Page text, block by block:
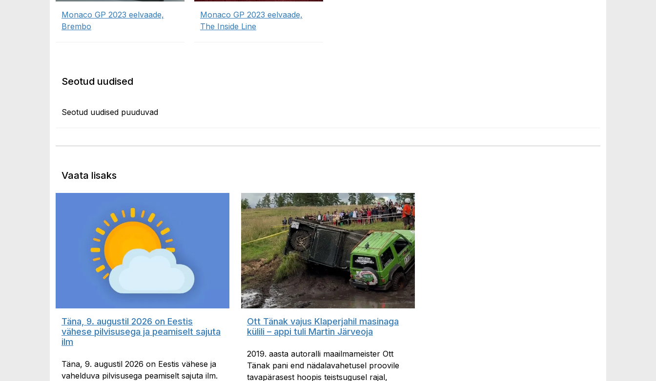
Monaco GP 2023 eelvaade,
Brembo
Monaco GP 2023 eelvaade,
The Inside Line
Seotud uudised
Seotud uudised puuduvad
Vaata lisaks
Täna, 9. augustil 2026 on Eestis
vähese pilvisusega ja peamiselt sajuta
ilm
Täna, 9. augustil 2026 on Eestis vähese ja
vahelduva pilvisusega peamiselt sajuta ilm.
Ott Tänak vajus Klaperjahil masinaga
külili – appi tuli Martin Järveoja
2019. aasta autoralli maailmameister Ott
Tänak pani end nädalavahetusel proovile
tavapärasest hoopis teistsugusel rajal,